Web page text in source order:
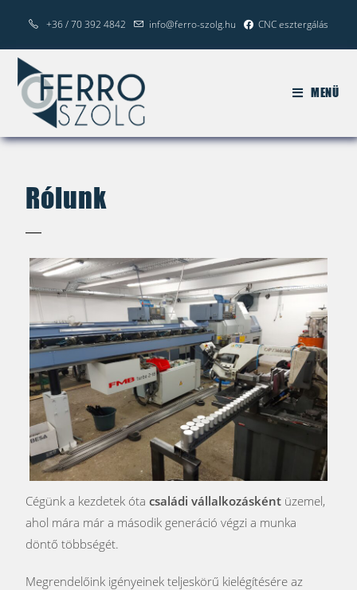
+36 / 70 392 4842 info@ferro-szolg.hu CNC esztergálás
MENÜ
Rólunk
Cégünk a kezdetek ótacsaládi vállalkozásként üzemel,
ahol mára már a második generáció végzi a munka
döntő többségét.
Megrendelőink igényeinek teljeskörű kielégítésére az